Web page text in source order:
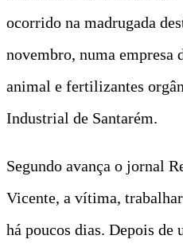
ocorrido na madrugada
novembro, numa empresa
animal e fertilizantes
Industrial de Santarém.
Segundo avança o jornal
Vicente, a vítima,
há poucos dias. Depois de